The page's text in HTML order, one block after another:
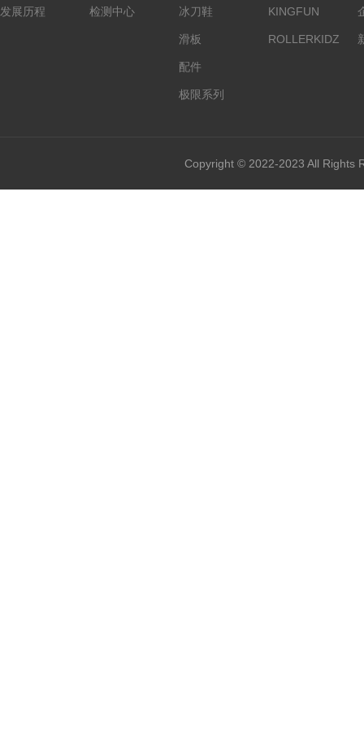
发展历程 检测中心 冰刀鞋
滑板
配件
极限系列
KINGFUN
ROLLERKIDZ
Copyright © 2022-2023 All Rights